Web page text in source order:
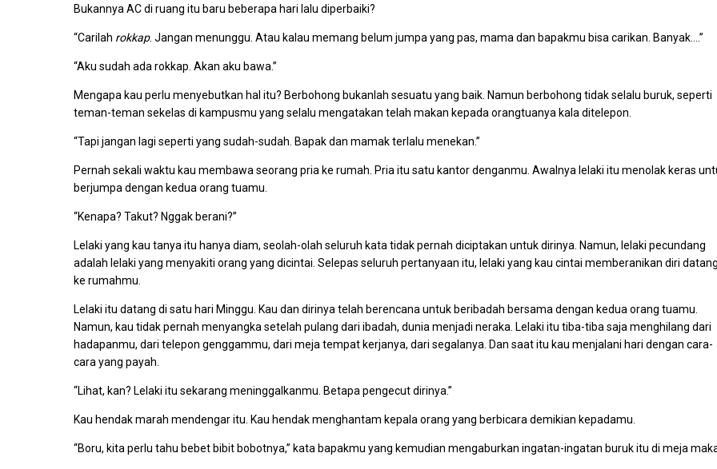
Bukannya AC di ruang itu baru beberapa hari lalu diperbaiki?
“Carilah rokkap. Jangan menunggu. Atau kalau memang belum jumpa yang pas, mama dan bapakmu bisa carikan. Banyak….”
“Aku sudah ada rokkap. Akan aku bawa.”
Mengapa kau perlu menyebutkan hal itu? Berbohong bukanlah sesuatu yang baik. Namun berbohong tidak selalu buruk, seperti
teman-teman sekelas di kampusmu yang selalu mengatakan telah makan kepada orangtuanya kala ditelepon.
“Tapi jangan lagi seperti yang sudah-sudah. Bapak dan mamak terlalu menekan.”
Pernah sekali waktu kau membawa seorang pria ke rumah. Pria itu satu kantor denganmu. Awalnya lelaki itu menolak keras
berjumpa dengan kedua orang tuamu.
“Kenapa? Takut? Nggak berani?”
Lelaki yang kau tanya itu hanya diam, seolah-olah seluruh kata tidak pernah diciptakan untuk dirinya. Namun, lelaki pecundang
adalah lelaki yang menyakiti orang yang dicintai. Selepas seluruh pertanyaan itu, lelaki yang kau cintai memberanikan diri
ke rumahmu.
Lelaki itu datang di satu hari Minggu. Kau dan dirinya telah berencana untuk beribadah bersama dengan kedua orang tuamu.
Namun, kau tidak pernah menyangka setelah pulang dari ibadah, dunia menjadi neraka. Lelaki itu tiba-tiba saja menghilang dari
hadapanmu, dari telepon genggammu, dari meja tempat kerjanya, dari segalanya. Dan saat itu kau menjalani hari dengan cara-
cara yang payah.
“Lihat, kan? Lelaki itu sekarang meninggalkanmu. Betapa pengecut dirinya.”
Kau hendak marah mendengar itu. Kau hendak menghantam kepala orang yang berbicara demikian kepadamu.
“Boru, kita perlu tahu bebet bibit bobotnya,” kata bapakmu yang kemudian mengaburkan ingatan-ingatan buruk itu di meja